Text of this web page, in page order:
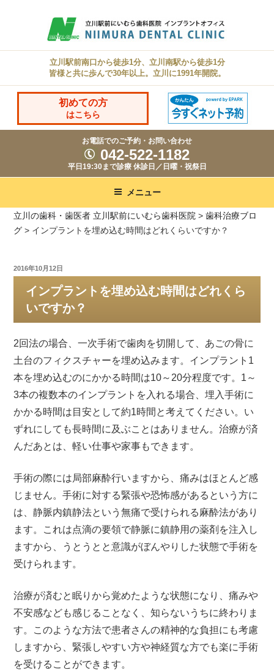
キ
立川駅前南口から徒歩1分、立川南駅から徒歩1分
皆様と共に歩んで30年以上。立川に1991年開院。
初めての方
はこちら
お電話でのご予約・お問い合わせ
042-522-1182
平日19:30まで診療 休診日／日曜・祝祭日
メニュー
立川の歯科・歯医者 立川駅前にいむら歯科医院 >歯科治療ブロ
グ > インプラントを埋め込む時間はどれくらいですか？
投
2016年10月12日
インプラントを埋め込む時間はどれくら
いですか？
2回法の場合、一次手術で歯肉を切開して、あごの骨に
土台のフィクスチャーを埋め込みます。インプラント1
本を埋め込むのにかかる時間は10～20分程度です。1～
3本の複数本のインプラントを入れる場合、埋入手術に
かかる時間は目安として約1時間と考えてください。い
ずれにしても長時間に及ぶことはありません。治療が済
んだあとは、軽い仕事や家事もできます。
手術の際には局部麻酔行いますから、痛みはほとんど感
じません。手術に対する緊張や恐怖感があるという方に
は、静脈内鎮静法という無痛で受けられる麻酔法があり
ます。これは点滴の要領で静脈に鎮静用の薬剤を注入し
ますから、うとうとと意識がぼんやりした状態で手術を
受けられます。
治療が済むと眠りから覚めたような状態になり、痛みや
不安感なども感じることなく、知らないうちに終わりま
す。このような方法で患者さんの精神的な負担にも考慮
しますから、緊張しやすい方や神経質な方でも楽に手術
を受けることができます。